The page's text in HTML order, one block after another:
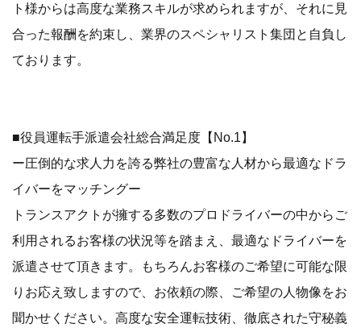
ト様からは高度な業務スキルが求められますが、それに見
合った報酬を約束し、業界のスペシャリスト集団と自負し
ております。
■役員運転手派遣会社総合満足度【No.1】
ー圧倒的な求人力を誇る弊社の豊富な人材から最適なドラ
イバーをマッチングー
トランスアクトが擁する多数のプロドライバーの中からご
利用されるお客様の状況等を踏まえ、最適なドライバーを
派遣させて頂きます。もちろんお客様のご希望に可能な限
りお応え致しますので、お依頼の際、ご希望の人物像をお
聞かせください。高度な安全運転技術、徹底された守秘義